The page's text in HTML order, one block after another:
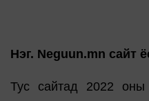
Нэг. Neguun.mn сайт
Тус сайтад 2022 оны